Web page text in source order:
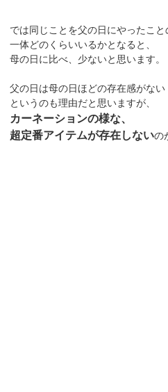
では同じことを父の日にやったこと
一体どのくらいいるかとなると、
母の日に比べ、少ないと思います。
父の日は母の日ほどの存在感がない
というのも理由だと思いますが、
カーネーションの様な、
超定番アイテムが存在しないの